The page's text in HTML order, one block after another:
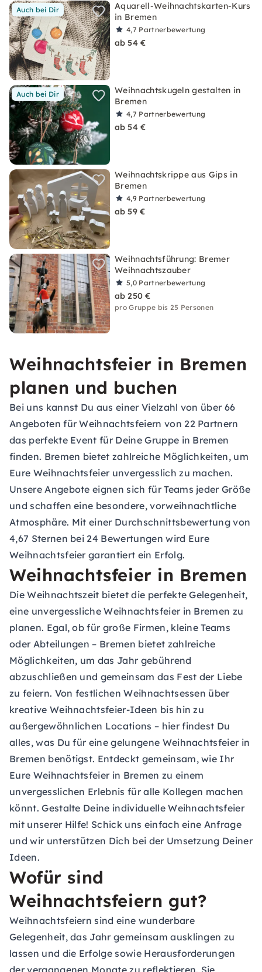
Auch bei Dir
Aquarell-Weihnachtskarten-Kurs
in Bremen
4,7 Partnerbewertung
ab 54 €
Auch bei Dir
Weihnachtskugeln gestalten in
Bremen
4,7 Partnerbewertung
ab 54 €
Weihnachtskrippe aus Gips in
Bremen
4,9 Partnerbewertung
ab 59 €
Weihnachtsführung: Bremer
Weihnachtszauber
5,0 Partnerbewertung
ab 250 €
pro Gruppe bis 25 Personen
Weihnachtsfeier in Bremen
planen und buchen
Bei uns kannst Du aus einer Vielzahl von über 66
Angeboten für Weihnachtsfeiern von 22 Partnern
das perfekte Event für Deine Gruppe in Bremen
finden. Bremen bietet zahlreiche Möglichkeiten, um
Eure Weihnachtsfeier unvergesslich zu machen.
Unsere Angebote eignen sich für Teams jeder Größe
und schaffen eine besondere, vorweihnachtliche
Atmosphäre. Mit einer Durchschnittsbewertung von
4,67 Sternen bei 24 Bewertungen wird Eure
Weihnachtsfeier garantiert ein Erfolg.
Weihnachtsfeier in Bremen
Die Weihnachtszeit bietet die perfekte Gelegenheit,
eine unvergessliche Weihnachtsfeier in Bremen zu
planen. Egal, ob für große Firmen, kleine Teams
oder Abteilungen – Bremen bietet zahlreiche
Möglichkeiten, um das Jahr gebührend
abzuschließen und gemeinsam das Fest der Liebe
zu feiern. Von festlichen Weihnachtsessen über
kreative Weihnachtsfeier-Ideen bis hin zu
außergewöhnlichen Locations – hier findest Du
alles, was Du für eine gelungene Weihnachtsfeier in
Bremen benötigst. Entdeckt gemeinsam, wie Ihr
Eure Weihnachtsfeier in Bremen zu einem
unvergesslichen Erlebnis für alle Kollegen machen
könnt. Gestalte Deine individuelle Weihnachtsfeier
mit unserer Hilfe! Schick uns einfach eine Anfrage
und wir unterstützen Dich bei der Umsetzung Deiner
Ideen.
Wofür sind
Weihnachtsfeiern gut?
Weihnachtsfeiern sind eine wunderbare
Gelegenheit, das Jahr gemeinsam ausklingen zu
lassen und die Erfolge sowie Herausforderungen
der vergangenen Monate zu reflektieren. Sie